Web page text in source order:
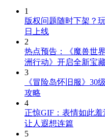
1
版权问题随时下架？
日上线
2
热点预告：《魔兽世
洲行动》开启全新宝
3
《冒险岛怀旧服》30
攻略
4
正惊GIF：表情如此
让人遐想连篇
5